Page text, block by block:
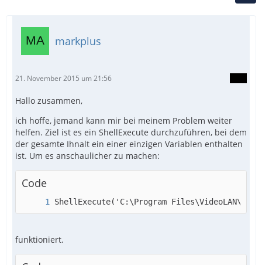
markplus
21. November 2015 um 21:56
Hallo zusammen,
ich hoffe, jemand kann mir bei meinem Problem weiter
helfen. Ziel ist es ein ShellExecute durchzuführen, bei dem
der gesamte Ihnalt ein einer einzigen Variablen enthalten
ist. Um es anschaulicher zu machen:
Code
ShellExecute('C:\Program
funktioniert.